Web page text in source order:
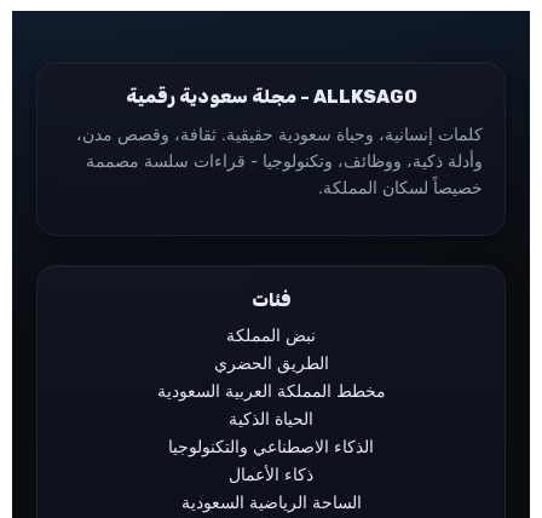
ALLKSAGO - مجلة سعودية رقمية
كلمات إنسانية، وحياة سعودية حقيقية. ثقافة، وقصص مدن،
وأدلة ذكية، ووظائف، وتكنولوجيا - قراءات سلسة مصممة
خصيصاً لسكان المملكة.
فئات
نبض المملكة
الطريق الحضري
مخطط المملكة العربية السعودية
الحياة الذكية
الذكاء الاصطناعي والتكنولوجيا
ذكاء الأعمال
الساحة الرياضية السعودية